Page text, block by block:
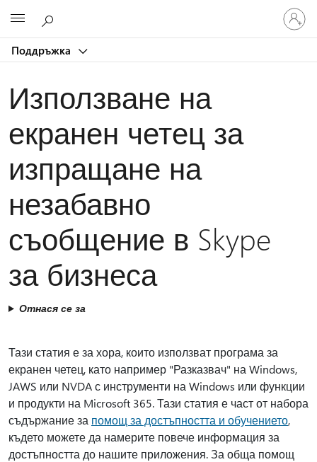
Поддръжка
Влезте
във
вашия
Използване на
екранен четец за
изпращане на
незабавно
съобщение в Skype
за бизнеса
Отнася се за
Тази статия е за хора, които използват програма за
екранен четец, като например "Разказвач" на Windows,
JAWS или NVDA с инструменти на Windows или функции
и продукти на Microsoft 365. Тази статия е част от набора
съдържание за помощ за достъпността и обучението,
където можете да намерите повече информация за
достъпността до нашите приложения. За обща помощ